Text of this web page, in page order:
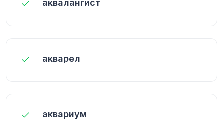
аквалангист
акварел
аквариум